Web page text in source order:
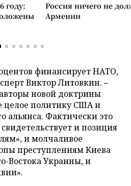
году:
Россия ничего не
Армении
финансирует НАТО,
Виктор Литовкин. –
новой доктрины
целое политику США и
альянса. Фактически это
и позиция
и молчаливое
преступлениям Киева
Востока Украины, и